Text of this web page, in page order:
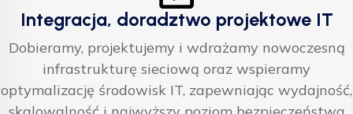
Integracja, doradztwo projektowe IT
Dobieramy, projektujemy i wdrażamy nowoczesną
infrastrukturę sieciową oraz wspieramy
optymalizację środowisk IT, zapewniając wydajność,